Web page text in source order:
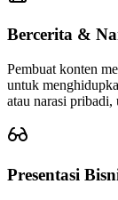
Bercerita &
Pembuat konten
untuk
atau narasi
Presentasi